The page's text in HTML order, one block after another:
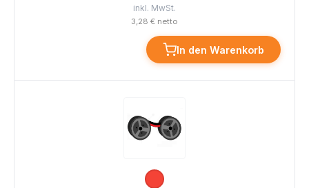
inkl. MwSt.
3,28 € netto
In den Warenkorb